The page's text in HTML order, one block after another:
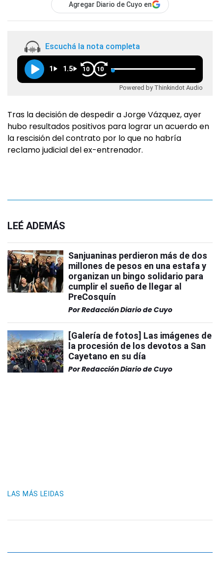
Agregar Diario de Cuyo en
Escuchá la nota completa
1 1.5 10 10
Powered by Thinkindot Audio
Tras la decisión de despedir a Jorge Vázquez, ayer
hubo resultados positivos para lograr un acuerdo en
la rescisión del contrato por lo que no habría
reclamo judicial del ex-entrenador.
LEÉ ADEMÁS
Sanjuaninas perdieron más de dos
millones de pesos en una estafa y
organizan un bingo solidario para
cumplir el sueño de llegar al
PreCosquín
PorRedacción Diario de Cuyo
[Galería de fotos] Las imágenes de
la procesión de los devotos a San
Cayetano en su día
PorRedacción Diario de Cuyo
LAS MÁS LEIDAS